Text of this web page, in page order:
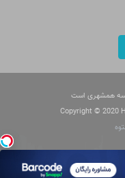
همشهری است
Copyright © 2020